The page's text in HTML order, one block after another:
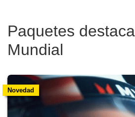
Paquetes
Mundial
Novedad